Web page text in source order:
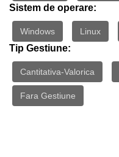
Sistem de operare:
Windows Linux
Tip Gestiune:
Cantitativa-Valorica
Fara Gestiune